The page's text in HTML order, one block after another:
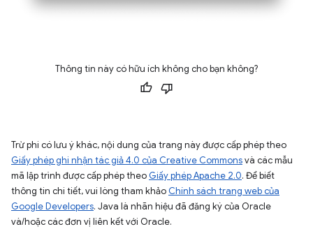
Thông tin này có hữu ích không cho bạn không?
Trừ phi có lưu ý khác, nội dung của trang này được cấp phép theo
Giấy phép ghi nhận tác giả 4.0 của Creative Commonsvà các mẫu
mã lập trình được cấp phép theo Giấy phép Apache 2.0. Để biết
thông tin chi tiết, vui lòng tham khảo Chính sách trang web của
Google Developers. Java là nhãn hiệu đã đăng ký của Oracle
và/hoặc các đơn vị liên kết với Oracle.